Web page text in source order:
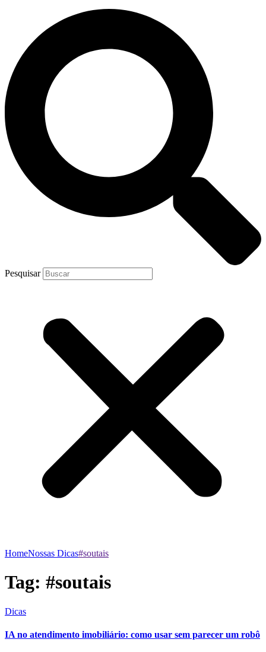
Pesquisar
HomeNossas Dicas#soutais
Tag: #soutais
Dicas
IA no atendimento imobiliário: como usar sem parecer um robô